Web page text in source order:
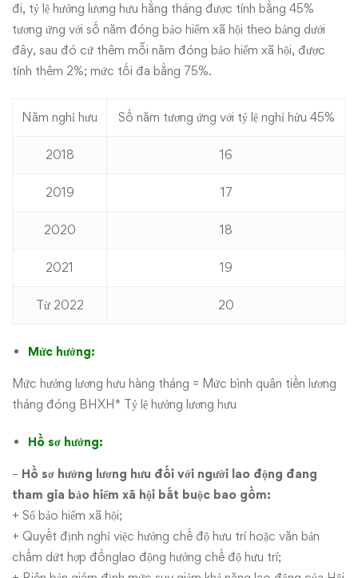
đi, tỷ lệ hưởng lương hưu hằng tháng được tính bằng 45%
tương ứng với số năm đóng bảo hiểm xã hội theo bảng dưới
đây, sau đó cứ thêm mỗi năm đóng bảo hiểm xã hội, được
tính thêm 2%; mức tối đa bằng 75%.
Năm nghỉ hưu Số năm tương ứng với tỷ lệ nghỉ hửu 45%
2018 16
2019 17
2020 18
2021 19
Từ 2022 20
Mức hưởng:
Mức hưởng lương hưu hàng tháng = Mức bình quân tiền lương
tháng đóng BHXH* Tỷ lệ hưởng lương hưu
Hồ sơ hưởng:
– Hồ sơ hưởng lương hưu đối với người lao động đang
tham gia bảo hiểm xã hội bắt buộc bao gồm:
+ Sổ bảo hiểm xã hội;
+ Quyết định nghỉ việc hưởng chế độ hưu trí hoặc văn bản
chấm dứt hợp đồnglao động hưởng chế độ hưu trí;